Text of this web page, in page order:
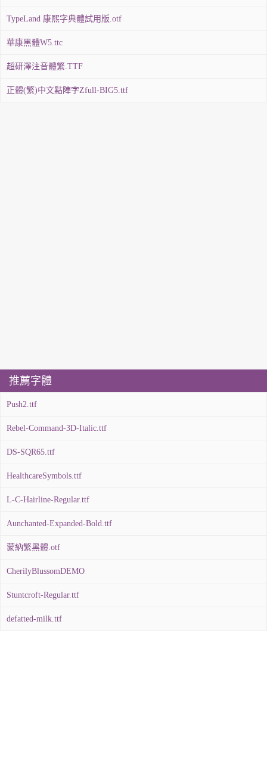
TypeLand 康熙字典體試用版.otf
華康黑體W5.ttc
超研澤注音體繁.TTF
正體(繁)中文點陣字Zfull-BIG5.ttf
推薦字體
Push2.ttf
Rebel-Command-3D-Italic.ttf
DS-SQR65.ttf
HealthcareSymbols.ttf
L-C-Hairline-Regular.ttf
Aunchanted-Expanded-Bold.ttf
蒙納繁黑體.otf
CherilyBlussomDEMO
Stuntcroft-Regular.ttf
defatted-milk.ttf